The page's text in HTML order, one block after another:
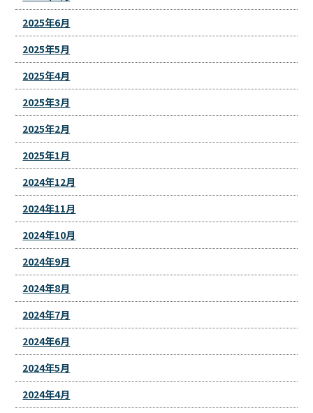
2025年6月
2025年5月
2025年4月
2025年3月
2025年2月
2025年1月
2024年12月
2024年11月
2024年10月
2024年9月
2024年8月
2024年7月
2024年6月
2024年5月
2024年4月